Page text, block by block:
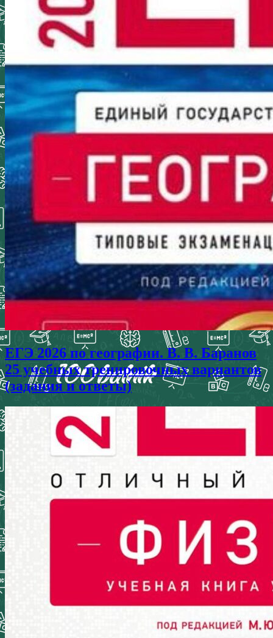
ЕГЭ 2026 по географии. В. В. Баранов
25 учебных тренировочных вариантов
(задания и ответы)